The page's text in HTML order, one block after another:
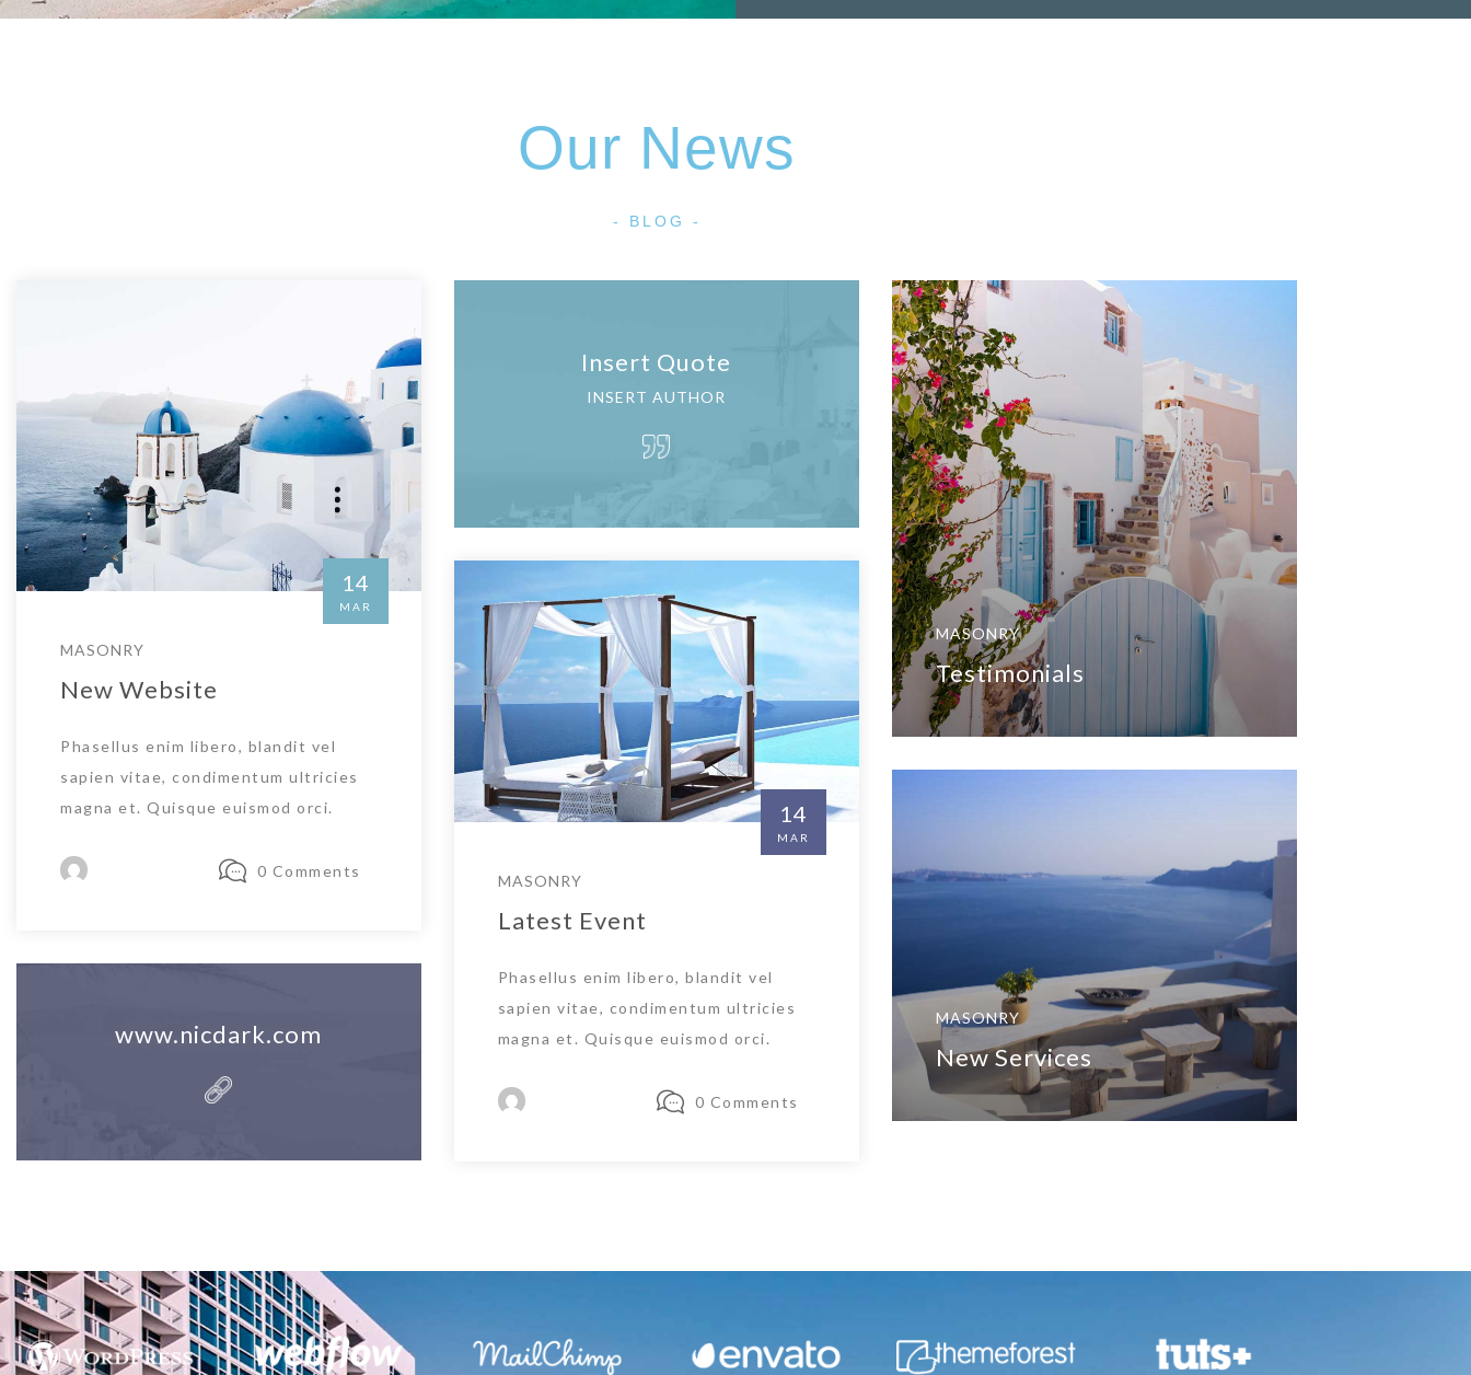
Our News
- BLOG -
14
MAR
MASONRY
New Website
Phasellus enim libero, blandit vel
sapien vitae, condimentum ultricies
magna et. Quisque euismod orci.
0 Comments
Insert Quote
INSERT AUTHOR
MASONRY
Testimonials
14
MAR
MASONRY
Latest Event
Phasellus enim libero, blandit vel
sapien vitae, condimentum ultricies
magna et. Quisque euismod orci.
0 Comments
MASONRY
New Services
www.nicdark.com